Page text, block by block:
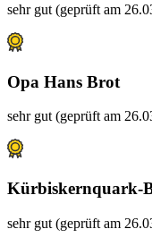
sehr gut (geprüft am
Opa Hans Brot
sehr gut (geprüft am
Kürbiskernquark-
sehr gut (geprüft am